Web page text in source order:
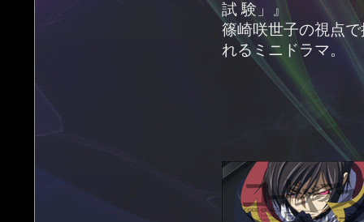
試 験」』
篠崎咲世子の視点
れるミニドラマ。